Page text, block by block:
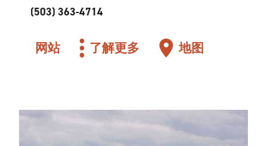
(503) 363-4714
网站 了解更多 地图